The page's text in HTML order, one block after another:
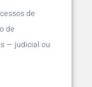
de
de
— judicial ou